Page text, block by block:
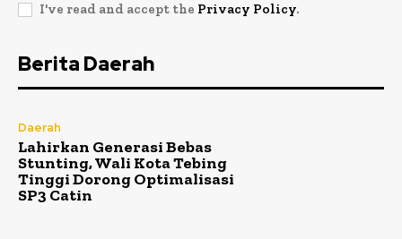
I've read and accept the Privacy Policy.
Berita Daerah
Daerah
Lahirkan Generasi Bebas
Stunting, Wali Kota Tebing
Tinggi Dorong Optimalisasi
SP3 Catin